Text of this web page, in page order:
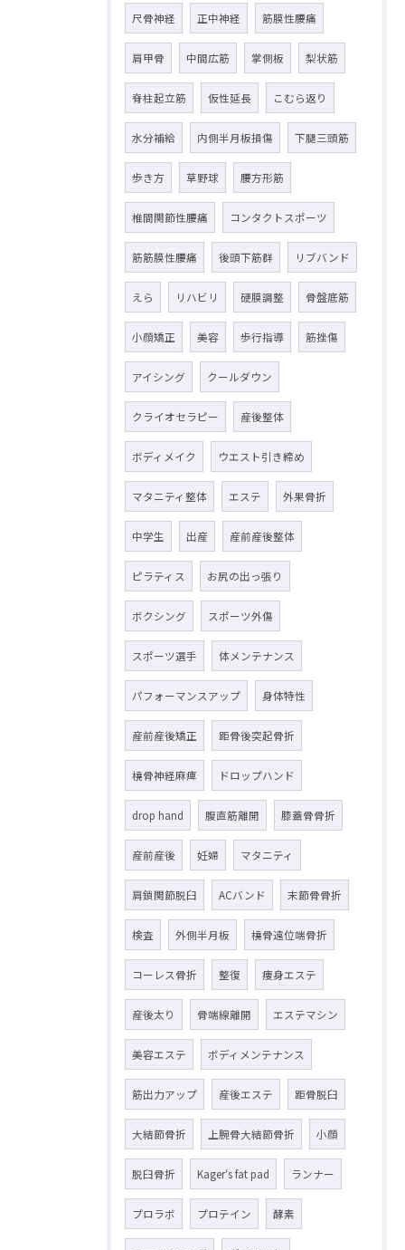
尺骨神経 正中神経 筋膜性腰痛
肩甲骨 中間広筋 掌側板 梨状筋
脊柱起立筋 仮性延長 こむら返り
水分補給 内側半月板損傷 下腿三頭筋
歩き方 草野球 腰方形筋
椎間関節性腰痛 コンタクトスポーツ
筋筋膜性腰痛 後頭下筋群 リブバンド
えら リハビリ 硬膜調整 骨盤底筋
小顔矯正 美容 歩行指導 筋挫傷
アイシング クールダウン
クライオセラピー 産後整体
ボディメイク ウエスト引き締め
マタニティ整体 エステ 外果骨折
中学生 出産 産前産後整体
ピラティス お尻の出っ張り
ボクシング スポーツ外傷
スポーツ選手 体メンテナンス
パフォーマンスアップ 身体特性
産前産後矯正 距骨後突起骨折
橈骨神経麻痺 ドロップハンド
drop hand 腹直筋離開 膝蓋骨骨折
産前産後 妊婦 マタニティ
肩鎖関節脱臼 ACバンド 末節骨骨折
検査 外側半月板 橈骨遠位端骨折
コーレス骨折 整復 痩身エステ
産後太り 骨端線離開 エステマシン
美容エステ ボディメンテナンス
筋出力アップ 産後エステ 距骨脱臼
大結節骨折 上腕骨大結節骨折 小顔
脱臼骨折 Kager‘s fat pad ランナー
プロラボ プロテイン 酵素